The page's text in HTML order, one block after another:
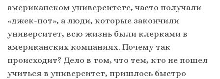
американском университете, часто получали
«джек-пот», а люди, которые закончили
университет, всю жизнь были клерками в
американских компаниях. Почему так
происходит? Дело в том, что тем, кто не пошел
учиться в университет, пришлось быстро